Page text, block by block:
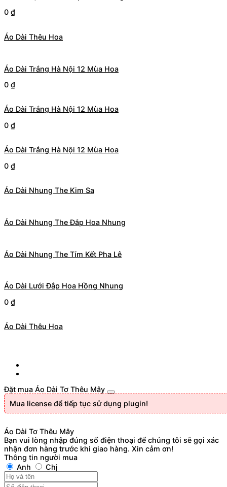
0 ₫
Áo Dài Thêu Hoa
Áo Dài Trắng Hà Nội 12 Mùa Hoa
0 ₫
Áo Dài Trắng Hà Nội 12 Mùa Hoa
0 ₫
Áo Dài Trắng Hà Nội 12 Mùa Hoa
0 ₫
Áo Dài Nhung The Kim Sa
Áo Dài Nhung The Đắp Hoa Nhung
Áo Dài Nhung The Tím Kết Pha Lê
Áo Dài Lưới Đắp Hoa Hồng Nhung
0 ₫
Áo Dài Thêu Hoa
Đặt mua Áo Dài Tơ Thêu Mây
Mua license để tiếp tục sử dụng plugin!
Áo Dài Tơ Thêu Mây
Bạn vui lòng nhập đúng số điện thoại để chúng tôi sẽ gọi xác
nhận đơn hàng trước khi giao hàng. Xin cảm ơn!
Thông tin người mua
Anh
Chị